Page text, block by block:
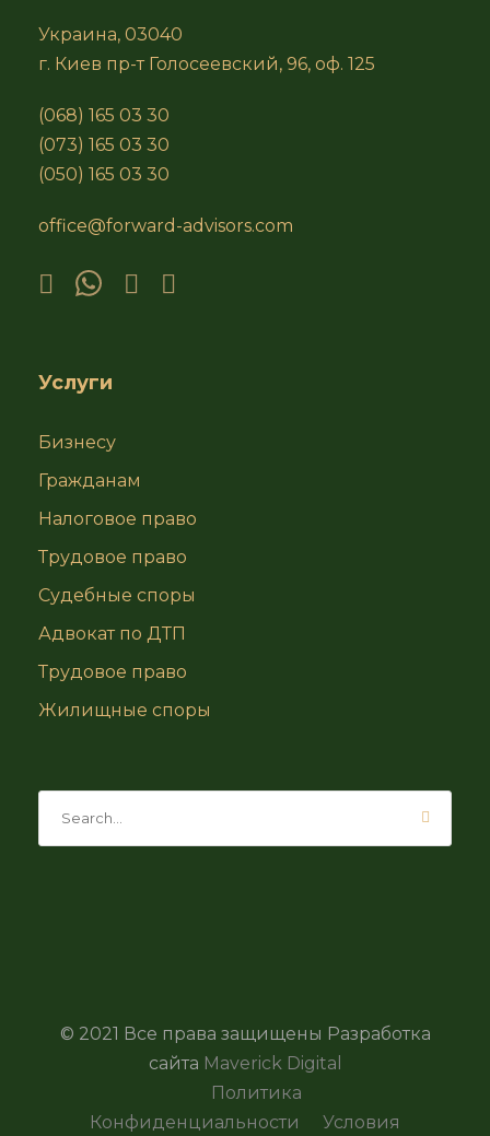
Украина, 03040
г. Киев пр-т Голосеевский, 96, оф. 125
(068) 165 03 30
(073) 165 03 30
(050) 165 03 30
office@forward-advisors.com
Услуги
Бизнесу
Гражданам
Налоговое право
Трудовое право
Судебные споры
Адвокат по ДТП
Трудовое право
Жилищные споры
© 2021 Все права защищены Разработка
сайта Maverick Digital
Политика
Конфиденциальности
Условия